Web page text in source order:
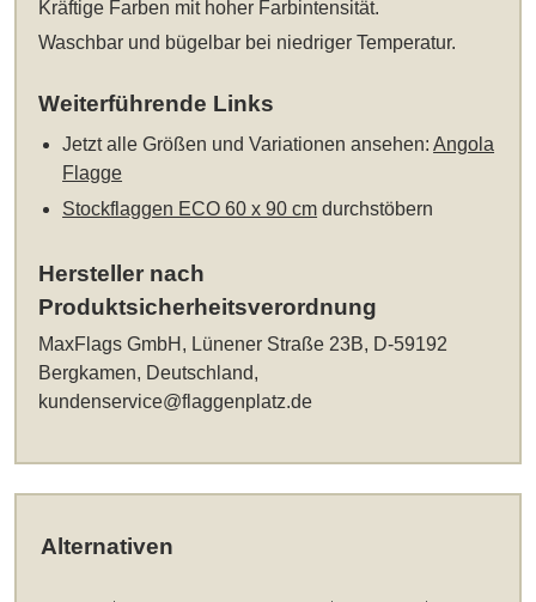
Kräftige Farben mit hoher Farbintensität.
Waschbar und bügelbar bei niedriger Temperatur.
Weiterführende Links
Jetzt alle Größen und Variationen ansehen:Angola
Flagge
Stockflaggen ECO 60 x 90 cm durchstöbern
Hersteller nach
Produktsicherheitsverordnung
MaxFlags GmbH, Lünener Straße 23B, D-59192
Bergkamen, Deutschland,
kundenservice@flaggenplatz.de
Alternativen